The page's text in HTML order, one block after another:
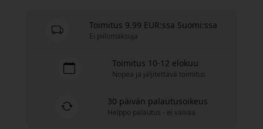
Toimitus 9.99 EUR:ssa Suomi:ssa
Ei piilomaksuja
Toimitus 10-12 elokuu
Nopea ja jäljitettävä toimitus
30 päivän palautusoikeus
Helppo palautus - ei vaivaa